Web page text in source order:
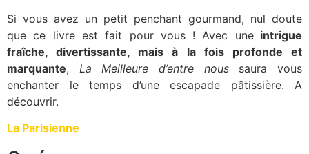
Si vous avez un petit penchant gourmand, nul doute
que ce livre est fait pour vous ! Avec uneintrigue
fraîche, divertissante, mais à la fois profonde et
marquante, La Meilleure d’entre noussaura vous
enchanter le temps d’une escapade pâtissière. A
découvrir.
La Parisienne